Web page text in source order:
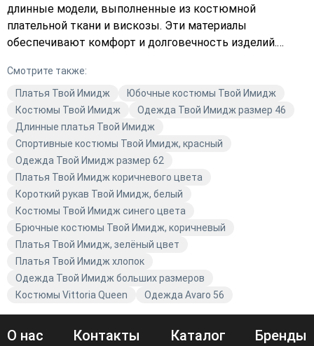
длинные модели, выполненные из костюмной
плательной ткани и вискозы. Эти материалы
обеспечивают комфорт и долговечность изделий.
стилей — от повседневного до делового. Вы сможете
подобрать идеальный вариант для любого случая.
Разнообразие цветов — от классического синего до
ярких и насыщенных оттенков — позволяет каждой
женщине найти свой неповторимый стиль. Магазин
Avaro предлагает вам широкий выбор качественной
модной одежды, которая подчеркнёт вашу
индивидуальность и станет основой для создания
модных и стильных образов.
Смотрите также:
Платья Твой Имидж
Юбочные костюмы Твой Имидж
Костюмы Твой Имидж
Одежда Твой Имидж размер 46
Длинные платья Твой Имидж
Спортивные костюмы Твой Имидж, красный
Одежда Твой Имидж размер 62
Платья Твой Имидж коричневого цвета
Короткий рукав Твой Имидж, белый
Костюмы Твой Имидж синего цвета
Брючные костюмы Твой Имидж, коричневый
Платья Твой Имидж, зелёный цвет
Платья Твой Имидж хлопок
Одежда Твой Имидж больших размеров
Костюмы Vittoria Queen
Одежда Avaro 56
О нас Контакты Каталог Бренды